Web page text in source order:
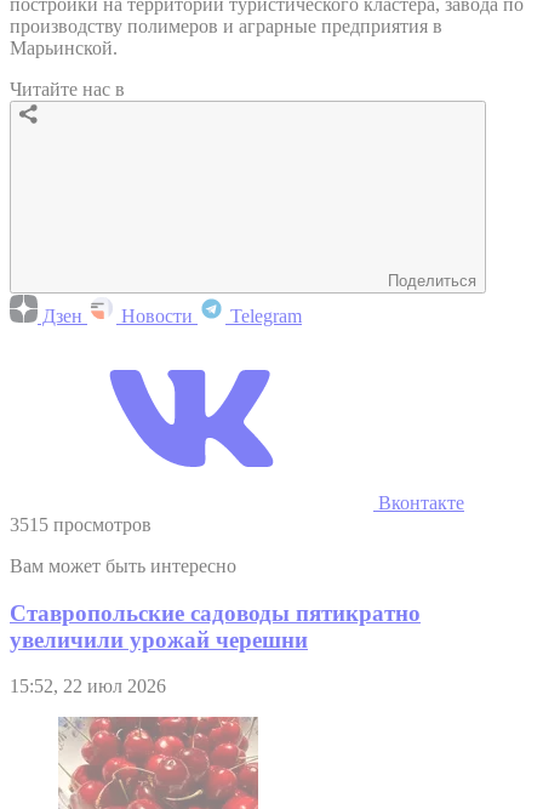
производству полимеров и аграрные предприятия в
Марьинской.
Читайте нас в
Поделиться
Дзен Новости Telegram
Вконтакте
3515 просмотров
Вам может быть интересно
Ставропольские садоводы пятикратно
увеличили урожай черешни
15:52, 22 июл 2026